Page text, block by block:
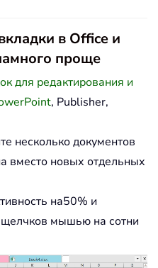
в Office и
проще
для редактирования и
, Publisher,
несколько документов
вместо новых отдельных
на50% и
мышью на сотни